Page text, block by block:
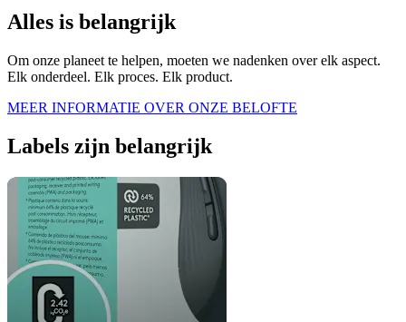
Alles is belangrijk
Om onze planeet te helpen, moeten we nadenken over elk aspect.
Elk onderdeel. Elk proces. Elk product.
MEER INFORMATIE OVER ONZE BELOFTE
Labels zijn belangrijk